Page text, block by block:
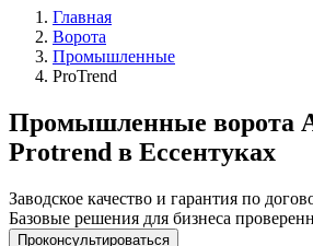
Главная
Ворота
Промышленные
ProTrend
Промышленные ворота
Protrend в Ессентуках
Заводское качество и гарантия по
Базовые решения для бизнеса
Проконсультироваться